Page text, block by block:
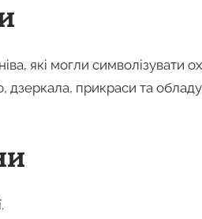
які могли символізувати
дзеркала, прикраси та